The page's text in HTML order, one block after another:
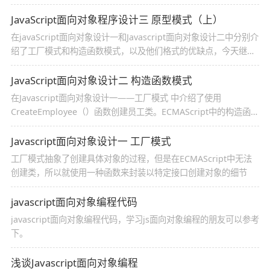
JavaScript面向对象程序设计三 原型模式（上）
在javaScript面向对象设计一和Javascript面向对象设计二中分别介
绍了工厂模式和构造函数模式，以及他们格式的优缺点，今天继续
讲解原型模式
JavaScript面向对象设计二 构造函数模式
在Javascript面向对象设计一——工厂模式 中介绍了使用
CreateEmployee（）函数创建员工类。ECMAScript中的构造函数
可以用来创建特定类型的对象，如Object和Array这样的原生构造
函数，在运行时会自动出现在执行环境中，此外也可以创建自定义
的构造函数，从而创建自定义对象类型的属性和方法
Javascript面向对象设计一 工厂模式
工厂模式抽象了创建具体对象的过程，但是在ECMAScript中无法
创建类，所以就使用一种函数来封装以特定接口创建对象的细节
javascript面向对象编程代码
javascript面向对象编程代码，学习js面向对象编程的朋友可以参考
下。
浅谈Javascript面向对象编程